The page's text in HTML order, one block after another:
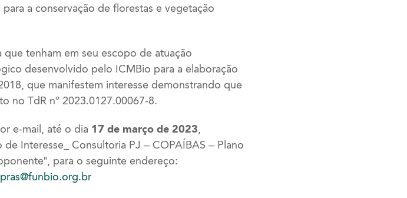
a conservação de florestas e vegetação
tenham em seu escopo de atuação
desenvolvido pelo ICMBio para a elaboração
que manifestem interesse demonstrando que
no TdR nº 2023.0127.00067-8.
e-mail, até o dia 17 de março de 2023,
Interesse_ Consultoria PJ – COPAÍBAS – Plano
para o seguinte endereço: